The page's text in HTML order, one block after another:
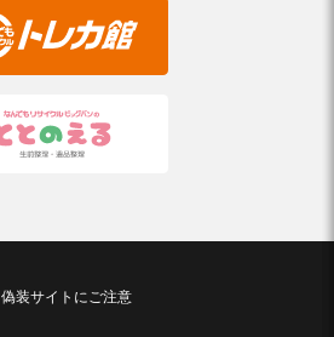
偽装サイトにご注意